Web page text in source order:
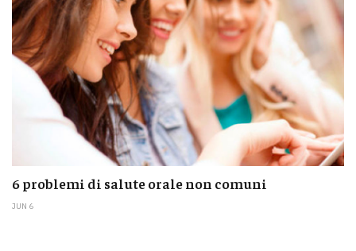
6 problemi di salute orale non comuni
JUN 6